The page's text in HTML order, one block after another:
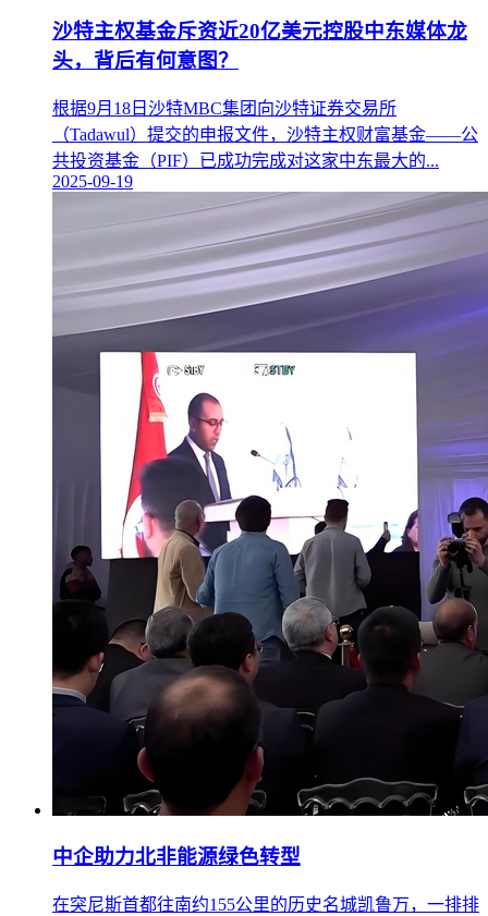
沙特主权基金斥资近20亿美元控股中东媒体龙
头，背后有何意图？
根据9月18日沙特MBC集团向沙特证券交易所
（Tadawul）提交的申报文件，沙特主权财富基金——公
共投资基金（PIF）已成功完成对这家中东最大的...
2025-09-19
中企助力北非能源绿色转型
在突尼斯首都往南约155公里的历史名城凯鲁万，一排排